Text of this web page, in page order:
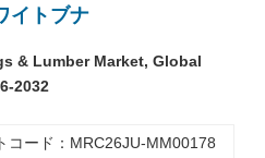
イトブナ
& Lumber Market, Global
2032
コード：MRC26JU-MM00178